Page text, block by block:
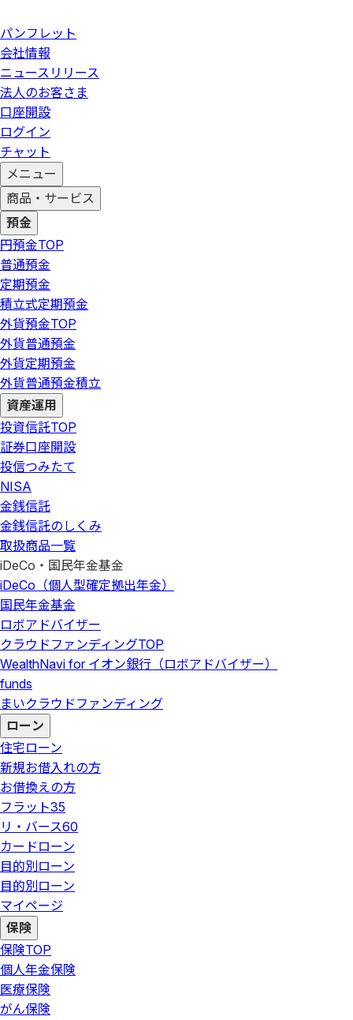
パンフレット
会社情報
ニュースリリース
法人のお客さま
口座開設
ログイン
チャット
メニュー
商品・サービス
預金
円預金TOP
普通預金
定期預金
積立式定期預金
外貨預金TOP
外貨普通預金
外貨定期預金
外貨普通預金積立
資産運用
投資信託TOP
証券口座開設
投信つみたて
NISA
金銭信託
金銭信託のしくみ
取扱商品一覧
iDeCo・国民年金基金
iDeCo（個人型確定拠出年金）
国民年金基金
ロボアドバイザー
クラウドファンディングTOP
WealthNavi for イオン銀行（ロボアドバイザー）
funds
まいクラウドファンディング
ローン
住宅ローン
新規お借入れの方
お借換えの方
フラット35
リ・バース60
カードローン
目的別ローン
目的別ローン
マイページ
保険
保険TOP
個人年金保険
医療保険
がん保険